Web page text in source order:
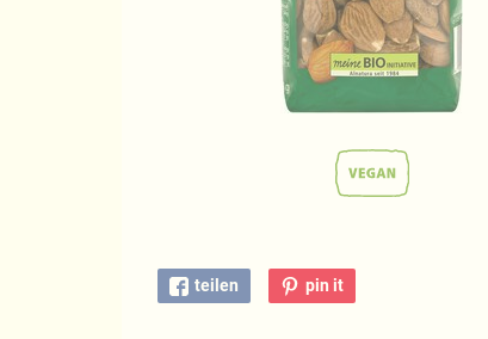
teilen pin it